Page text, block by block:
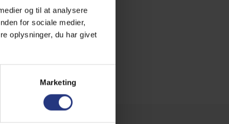
og til at analysere
for sociale medier,
oplysninger, du har givet
Marketing